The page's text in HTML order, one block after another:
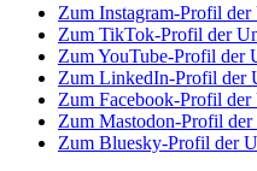
Zum Instagram-Profil der
Zum TikTok-Profil der
Zum YouTube-Profil der
Zum LinkedIn-Profil der
Zum Facebook-Profil der
Zum Mastodon-Profil der
Zum Bluesky-Profil der